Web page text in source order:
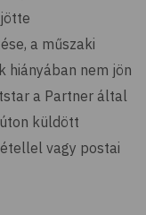
a műszaki
hiányában nem jön
a Partner által
küldött
vagy postai